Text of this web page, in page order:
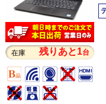
在庫 残りあと1台